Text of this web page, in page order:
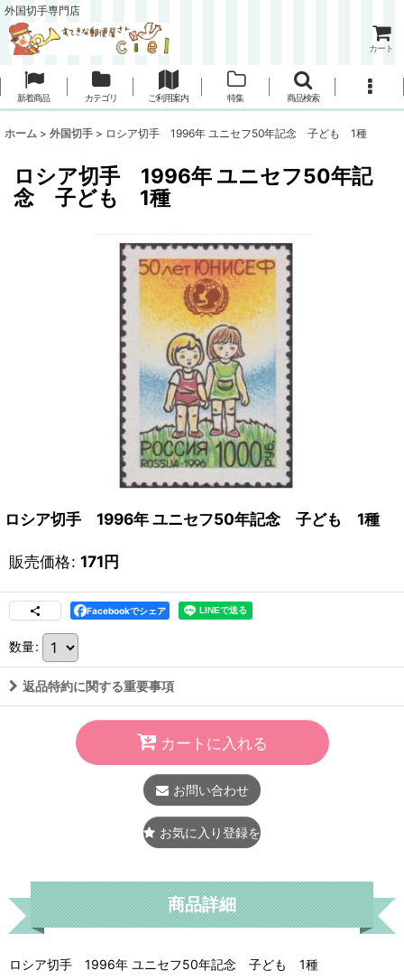
外国切手専門店
カート
新着商品 カテゴリ ご利用案内 特集 商品検索
ホーム > 外国切手 > ロシア切手 1996年 ユニセフ50年記念 子ども 1種
ロシア切手 1996年 ユニセフ50年記
念 子ども 1種
ロシア切手 1996年 ユニセフ50年記念 子ども 1種
販売価格: 171円
Facebookでシェア
数量:
返品特約に関する重要事項
カートに入れる
お問い合わせ
お気に入り登録をする
商品詳細
ロシア切手 1996年 ユニセフ50年記念 子ども 1種